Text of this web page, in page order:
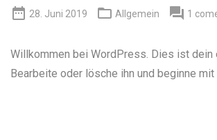
 28. Juni 2019  Allgemein  1
Willkommen bei WordPress. Dies ist dein
Bearbeite oder lösche ihn und beginne